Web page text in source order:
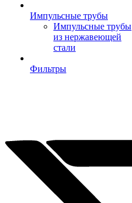
Импульсные трубы
Импульсные трубы
из нержавеющей
стали
Фильтры